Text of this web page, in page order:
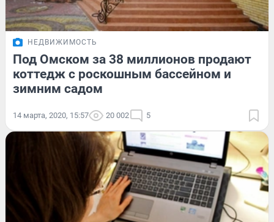
НЕДВИЖИМОСТЬ
Под Омском за 38 миллионов продают
коттедж с роскошным бассейном и
зимним садом
14 марта, 2020, 15:57 20 002 5